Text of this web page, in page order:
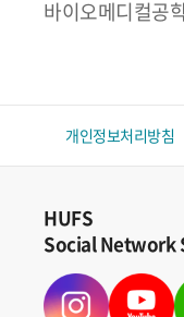
바이오메디컬공
개인정보처리방침
HUFS
Social Network